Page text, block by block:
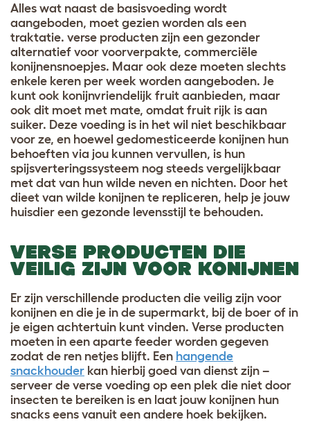
Alles wat naast de basisvoeding wordt
aangeboden, moet gezien worden als een
traktatie. verse producten zijn een gezonder
alternatief voor voorverpakte, commerciële
konijnensnoepjes. Maar ook deze moeten slechts
enkele keren per week worden aangeboden. Je
kunt ook konijnvriendelijk fruit aanbieden, maar
ook dit moet met mate, omdat fruit rijk is aan
suiker. Deze voeding is in het wil niet beschikbaar
voor ze, en hoewel gedomesticeerde konijnen hun
behoeften via jou kunnen vervullen, is hun
spijsverteringssysteem nog steeds vergelijkbaar
met dat van hun wilde neven en nichten. Door het
dieet van wilde konijnen te repliceren, help je jouw
huisdier een gezonde levensstijl te behouden.
VERSE PRODUCTEN DIE
VEILIG ZIJN VOOR KONIJNEN
Er zijn verschillende producten die veilig zijn voor
konijnen en die je in de supermarkt, bij de boer of in
je eigen achtertuin kunt vinden. Verse producten
moeten in een aparte feeder worden gegeven
zodat de ren netjes blijft. Een hangende
snackhouder kan hierbij goed van dienst zijn –
serveer de verse voeding op een plek die niet door
insecten te bereiken is en laat jouw konijnen hun
snacks eens vanuit een andere hoek bekijken.